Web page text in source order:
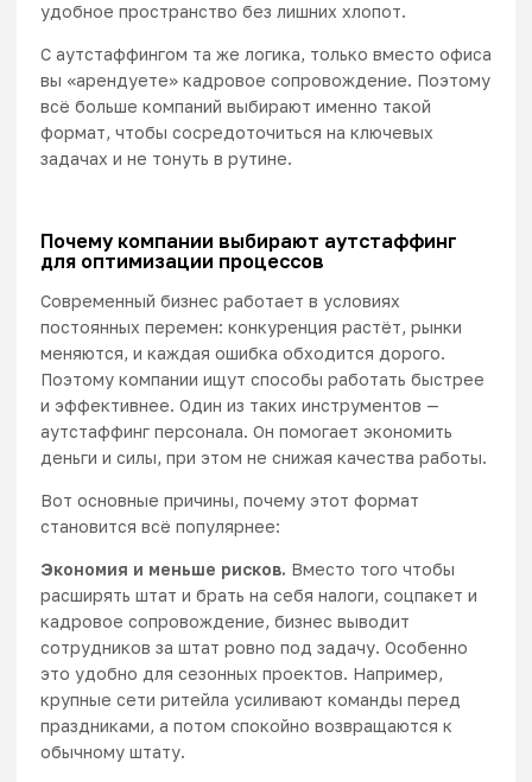
удобное пространство без лишних хлопот.
С аутстаффингом та же логика, только вместо офиса
вы «арендуете» кадровое сопровождение. Поэтому
всё больше компаний выбирают именно такой
формат, чтобы сосредоточиться на ключевых
задачах и не тонуть в рутине.
Почему компании выбирают аутстаффинг
для оптимизации процессов
Современный бизнес работает в условиях
постоянных перемен: конкуренция растёт, рынки
меняются, и каждая ошибка обходится дорого.
Поэтому компании ищут способы работать быстрее
и эффективнее. Один из таких инструментов —
аутстаффинг персонала. Он помогает экономить
деньги и силы, при этом не снижая качества работы.
Вот основные причины, почему этот формат
становится всё популярнее:
Экономия и меньше рисков. Вместо того чтобы
расширять штат и брать на себя налоги, соцпакет и
кадровое сопровождение, бизнес выводит
сотрудников за штат ровно под задачу. Особенно
это удобно для сезонных проектов. Например,
крупные сети ритейла усиливают команды перед
праздниками, а потом спокойно возвращаются к
обычному штату.